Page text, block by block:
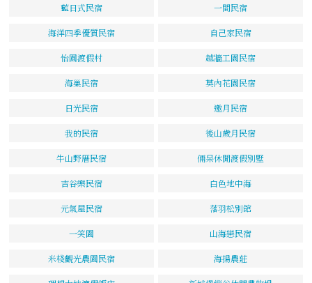
藍日式民宿 一間民宿
海洋四季優質民宿 自己家民宿
怡園渡假村 越牆工園民宿
海巢民宿 莫內花園民宿
日光民宿 邀月民宿
我的民宿 後山歲月民宿
牛山野厝民宿 倆呆休閒渡假別墅
吉谷樂民宿 白色地中海
元氣屋民宿 落羽松別館
一笑園 山海戀民宿
米棧觀光農園民宿 海揚農莊